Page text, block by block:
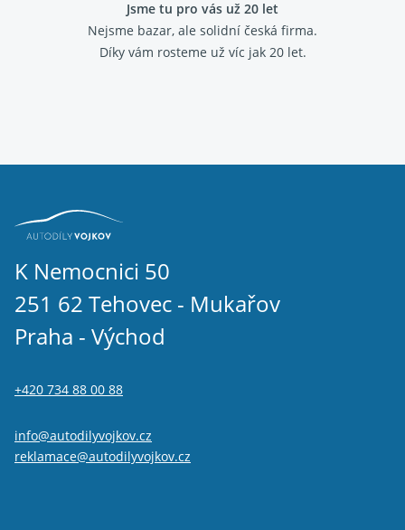
Jsme tu pro vás už 20 let
Nejsme bazar, ale solidní česká firma.
Díky vám rosteme už víc jak 20 let.
K Nemocnici 50
251 62 Tehovec - Mukařov
Praha - Východ
+420 734 88 00 88
info@autodilyvojkov.cz
reklamace@autodilyvojkov.cz